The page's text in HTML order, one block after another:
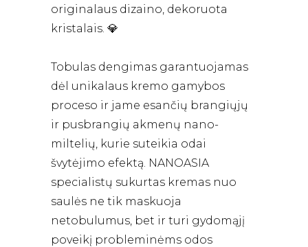
originalaus dizaino, dekoruota
kristalais. 💎
Tobulas dengimas garantuojamas
dėl unikalaus kremo gamybos
proceso ir jame esančių brangiųjų
ir pusbrangių akmenų nano-
miltelių, kurie suteikia odai
švytėjimo efektą. NANOASIA
specialistų sukurtas kremas nuo
saulės ne tik maskuoja
netobulumus, bet ir turi gydomąjį
poveikį probleminėms odos